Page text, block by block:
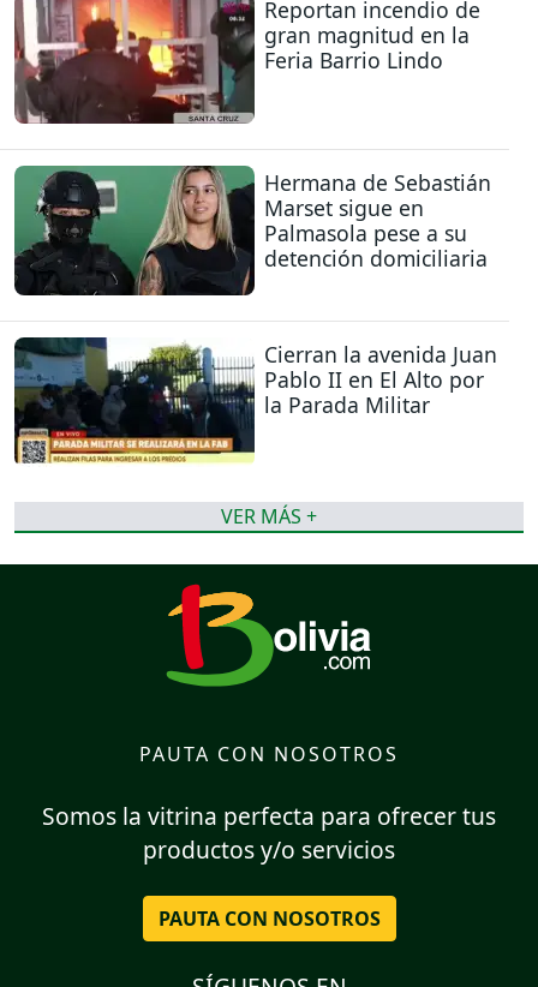
Reportan incendio de
gran magnitud en la
Feria Barrio Lindo
Hermana de Sebastián
Marset sigue en
Palmasola pese a su
detención domiciliaria
Cierran la avenida Juan
Pablo II en El Alto por
la Parada Militar
VER MÁS +
PAUTA CON NOSOTROS
Somos la vitrina perfecta para ofrecer tus
productos y/o servicios
PAUTA CON NOSOTROS